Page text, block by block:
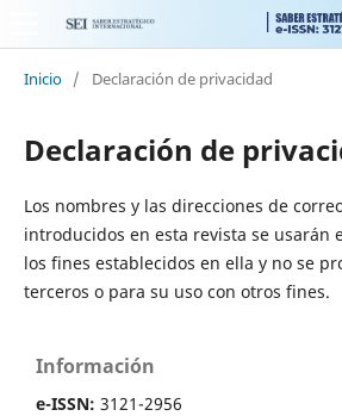
Inicio / Declaración de privacidad
Declaración de
Los nombres y las direcciones de
introducidos en esta revista se usarán
los fines establecidos en ella y no se
terceros o para su uso con otros fines.
Información
e-ISSN: 3121-2956